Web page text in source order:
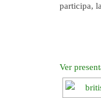
participa,
Ver